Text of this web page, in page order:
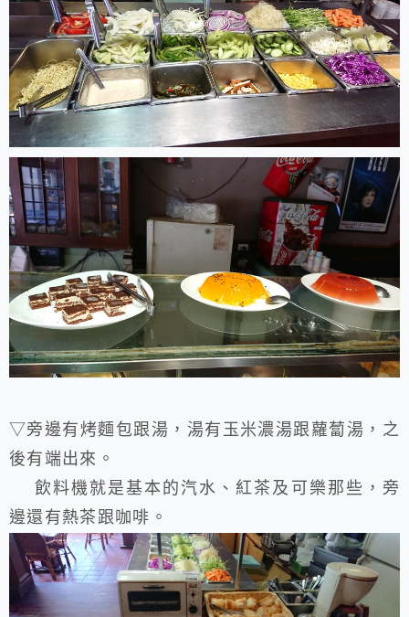
▽旁邊有烤麵包跟湯，湯有玉米濃湯跟蘿蔔湯，之
後有端出來。
飲料機就是基本的汽水、紅茶及可樂那些，旁
邊還有熱茶跟咖啡。